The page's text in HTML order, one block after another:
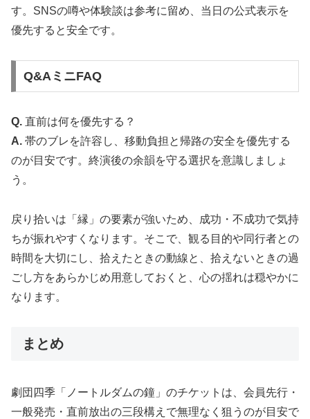
す。SNSの噂や体験談は参考に留め、当日の公式表示を
優先すると安全です。
Q&AミニFAQ
Q. 直前は何を優先する？
A. 帯のブレを許容し、移動負担と帰路の安全を優先する
のが目安です。終演後の余韻を守る選択を意識しましょ
う。
戻り拾いは「縁」の要素が強いため、成功・不成功で気持
ちが振れやすくなります。そこで、観る目的や同行者との
時間を大切にし、拾えたときの動線と、拾えないときの過
ごし方をあらかじめ用意しておくと、心の揺れは穏やかに
なります。
まとめ
劇団四季「ノートルダムの鐘」のチケットは、会員先行・
一般発売・直前放出の三段構えで無理なく狙うのが目安で